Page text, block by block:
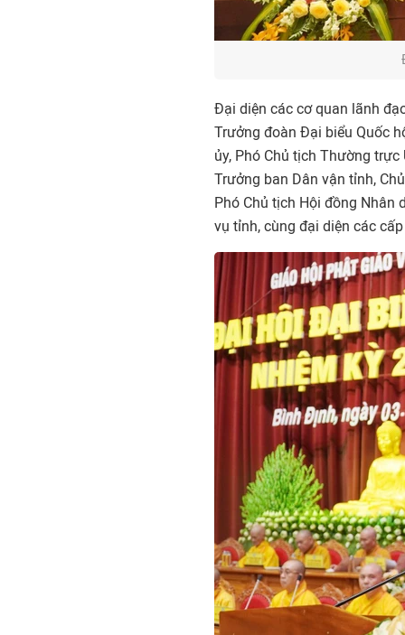
Đại diện các cơ quan lãnh
Trưởng đoàn Đại biểu Quốc
ủy, Phó Chủ tịch Thường trực
Trưởng ban Dân vận tỉnh,
Phó Chủ tịch Hội đồng Nhân
vụ tỉnh, cùng đại diện các